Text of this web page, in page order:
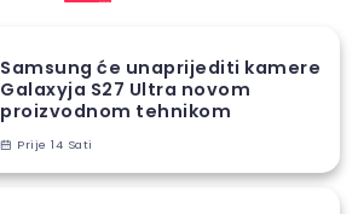
Samsung će unaprijediti kamere
Galaxyja S27 Ultra novom
proizvodnom tehnikom
Prije 14 Sati